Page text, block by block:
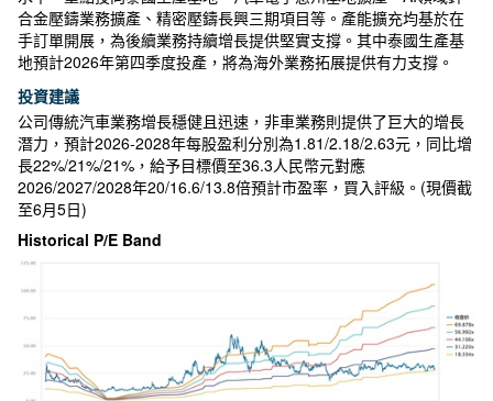
合金壓鑄業務擴產、精密壓鑄長興三期項目等。產能擴充均基於在
手訂單開展，為後續業務持續增長提供堅實支撐。其中泰國生產基
地預計2026年第四季度投產，將為海外業務拓展提供有力支撐。
投資建議
公司傳統汽車業務增長穩健且迅速，非車業務則提供了巨大的增長
潛力，預計2026-2028年每股盈利分別為1.81/2.18/2.63元，同比增
長22%/21%/21%，給予目標價至36.3人民幣元對應
2026/2027/2028年20/16.6/13.8倍預計市盈率，買入評級。(現價截
至6月5日)
Historical P/E Band